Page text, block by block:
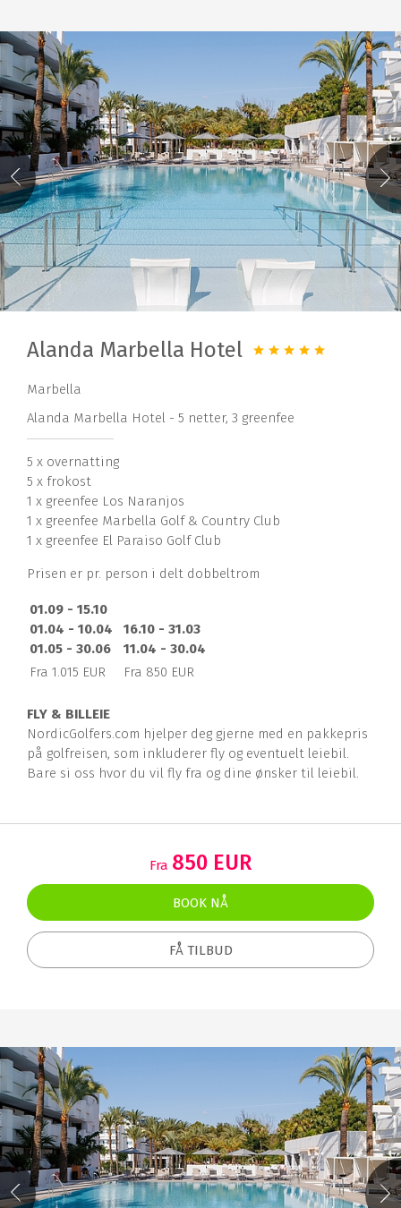
Alanda Marbella Hotel
Marbella
Alanda Marbella Hotel - 5 netter, 3 greenfee
5 x overnatting
5 x frokost
1 x greenfee Los Naranjos
1 x greenfee Marbella Golf & Country Club
1 x greenfee El Paraiso Golf Club
Prisen er pr. person i delt dobbeltrom
01.09 - 15.10
01.04 - 10.04
01.05 - 30.06
16.10 - 31.03
11.04 - 30.04
Fra 1.015 EUR
Fra 850 EUR
FLY & BILLEIE
NordicGolfers.com hjelper deg gjerne med en pakkepris
på golfreisen, som inkluderer fly og eventuelt leiebil.
Bare si oss hvor du vil fly fra og dine ønsker til leiebil.
Fra 850 EUR
BOOK NÅ
FÅ TILBUD